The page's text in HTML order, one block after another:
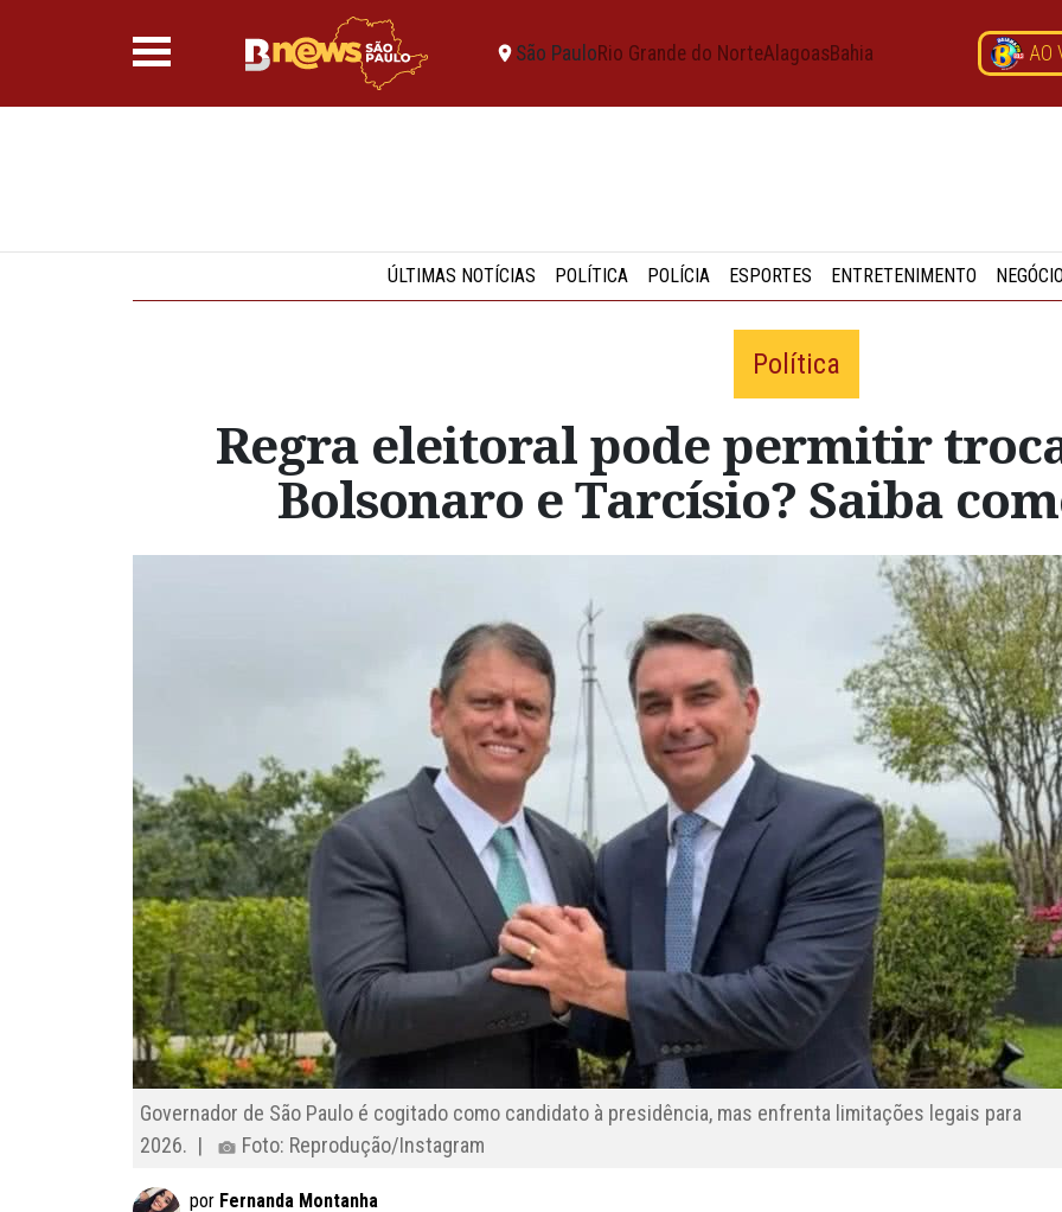
São PauloRio Grande do NorteAlagoasBahia AO
ÚLTIMAS NOTÍCIAS POLÍTICA POLÍCIA ESPORTES ENTRETENIMENTO
Política
Regra eleitoral pode permitir
Bolsonaro e Tarcísio? Saiba
Governador de São Paulo é cogitado como candidato à presidência, mas enfrenta limitações legais para
2026. |
Foto: Reprodução/Instagram
por Fernanda Montanha